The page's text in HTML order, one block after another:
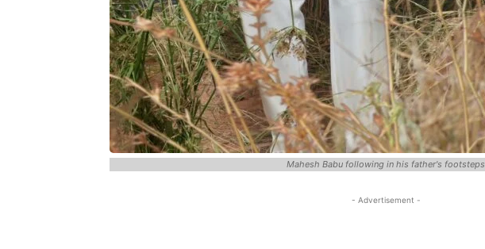
Mahesh Babu following in his father's footsteps
- Advertisement -